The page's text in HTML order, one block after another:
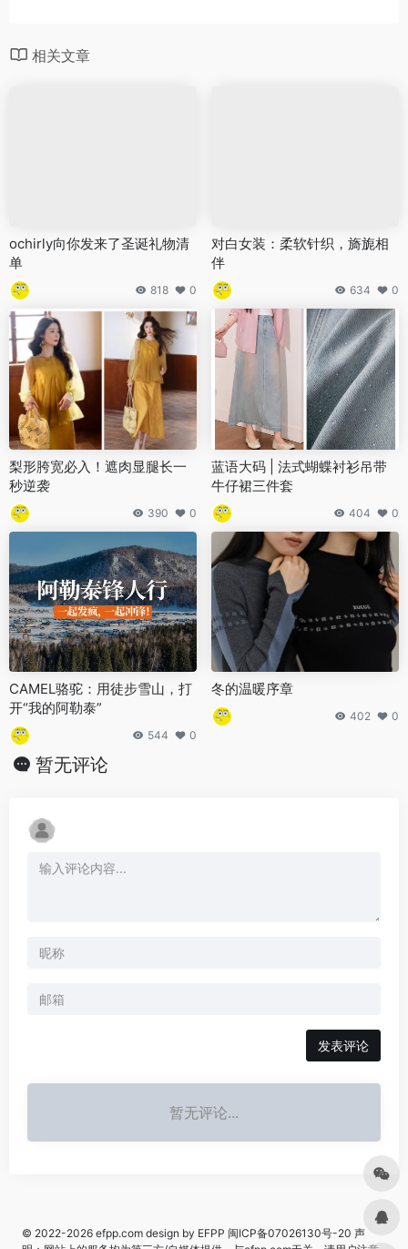
相关文章
ochirly向你发来了圣诞礼物清
单
818 0
对白女装：柔软针织，旖旎相
伴
634 0
梨形胯宽必入！遮肉显腿长一
秒逆袭
390 0
蓝语大码 | 法式蝴蝶衬衫吊带
牛仔裙三件套
404 0
CAMEL骆驼：用徒步雪山，打
开“我的阿勒泰”
544 0
冬的温暖序章
402 0
暂无评论
发表评论
暂无评论...
© 2022-2026 efpp.com design by EFPP 闽ICP备07026130号-20 声